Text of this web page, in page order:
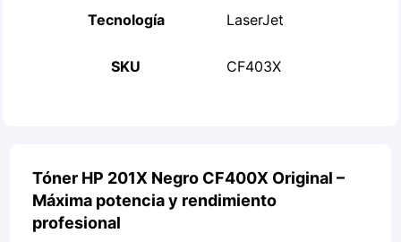
Tecnología LaserJet
SKU CF403X
Tóner HP 201X Negro CF400X Original –
Máxima potencia y rendimiento
profesional